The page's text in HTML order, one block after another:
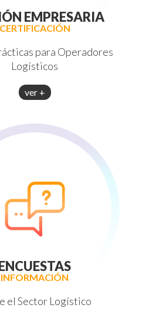
EMPRESARIA
CERTIFICACIÓN
para Operadores
Logísticos
ver +
INFORMACIÓN
el Sector Logístico